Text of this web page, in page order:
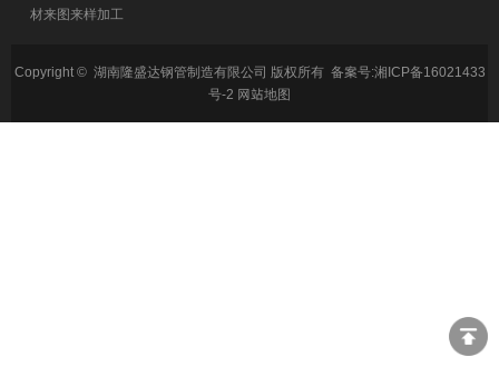
材来图来样加工
Copyright © 湖南隆盛达钢管制造有限公司 版权所有 备案号:湘ICP备16021433
号-2 网站地图